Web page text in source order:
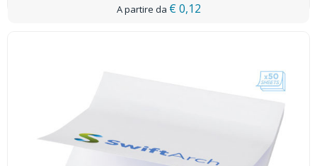
€ 0,12